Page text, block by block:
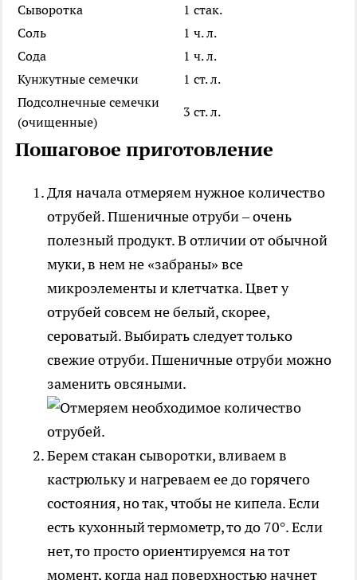
Сыворотка
1 стак.
Соль
1 ч. л.
Сода
1 ч. л.
Кунжутные семечки
1 ст. л.
Подсолнечные семечки
(очищенные)
3 ст. л.
Пошаговое приготовление
Для начала отмеряем нужное количество
отрубей. Пшеничные отруби – очень
полезный продукт. В отличии от обычной
муки, в нем не «забраны» все
микроэлементы и клетчатка. Цвет у
отрубей совсем не белый, скорее,
сероватый. Выбирать следует только
свежие отруби. Пшеничные отруби можно
заменить овсяными.
Берем стакан сыворотки, вливаем в
кастрюльку и нагреваем ее до горячего
состояния, но так, чтобы не кипела. Если
есть кухонный термометр, то до 70°. Если
нет, то просто ориентируемся на тот
момент, когда над поверхностью начнет